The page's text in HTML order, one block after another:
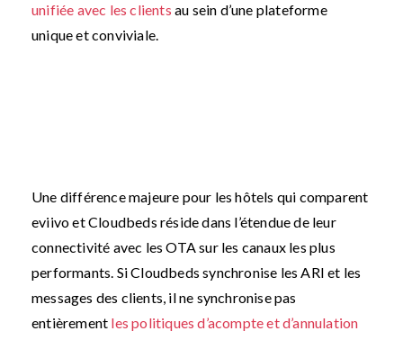
unifiée avec les clients au sein d’une plateforme
unique et conviviale.
Une différence majeure pour les hôtels qui comparent
eviivo et Cloudbeds réside dans l’étendue de leur
connectivité avec les OTA sur les canaux les plus
performants. Si Cloudbeds synchronise les ARI et les
messages des clients, il ne synchronise pas
entièrement les politiques d’acompte et d’annulation